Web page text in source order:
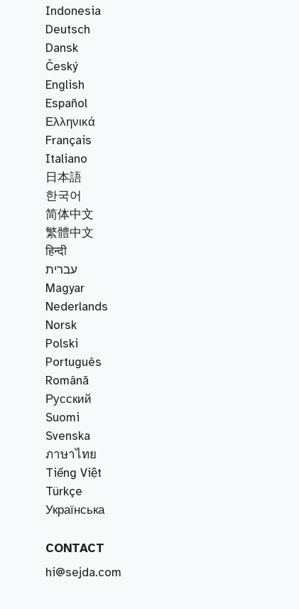
Indonesia
Deutsch
Dansk
Český
English
Español
Ελληνικά
Français
Italiano
日本語
한국어
简体中文
繁體中文
हिन्दी
עברית
Magyar
Nederlands
Norsk
Polski
Português
Română
Русский
Suomi
Svenska
ภาษาไทย
Tiếng Việt
Türkçe
Українська
CONTACT
hi@sejda.com